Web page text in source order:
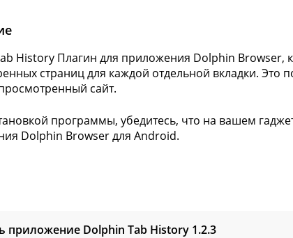
History Плагин для приложения Dolphin Browser,
страниц для каждой отдельной вкладки.
сайт.
программы, убедитесь, что на вашем
Dolphin Browser для Android.
приложение Dolphin Tab History 1.2.3